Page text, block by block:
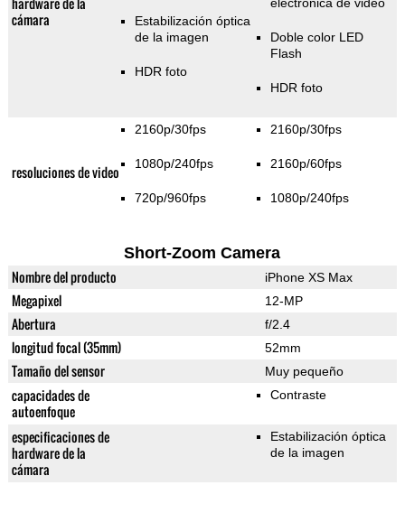
cámara
Estabilización óptica
de la imagen
HDR foto
Doble color LED
Flash
HDR foto
resoluciones de video
2160p/30fps
1080p/240fps
720p/960fps
2160p/30fps
2160p/60fps
1080p/240fps
Short-Zoom Camera
Nombre del producto iPhone XS Max
Megapixel 12-MP
Abertura f/2.4
longitud focal (35mm) 52mm
Tamaño del sensor Muy pequeño
capacidades de
autoenfoque
Contraste
especificaciones de
hardware de la
cámara
Estabilización óptica
de la imagen